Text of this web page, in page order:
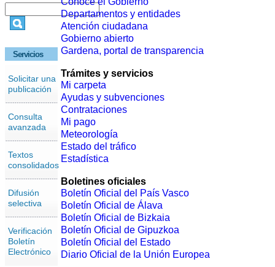
Servicios
Solicitar una
publicación
Consulta
avanzada
Textos
consolidados
Difusión
selectiva
Verificación
Boletín
Electrónico
Departamentos y entidades
Atención ciudadana
Gobierno abierto
Gardena, portal de transparencia
Trámites y servicios
Mi carpeta
Ayudas y subvenciones
Contrataciones
Mi pago
Meteorología
Estado del tráfico
Estadística
Boletines oficiales
Boletín Oficial del País Vasco
Boletín Oficial de Álava
Boletín Oficial de Bizkaia
Boletín Oficial de Gipuzkoa
Boletín Oficial del Estado
Diario Oficial de la Unión Europea